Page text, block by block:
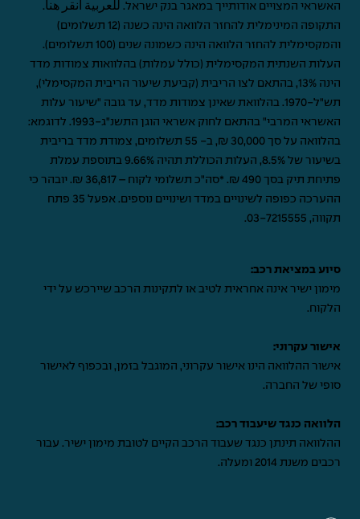
האשראי המצויים אודותייך במאגר בנק ישראל. للعربية انقر هنا.
התקופה המינימלית להחזר הלוואה הינה כשנה (12 תשלומים)
והמקסימלית להחזר הלוואה הינה כשמונה שנים (100 תשלומים).
העלות השנתית המקסימלית (כולל עמלות) בהלוואות צמודות מדד
הינה 13%, בהתאם לצו הריבית (קביעת שיעור הריבית המקסימלי),
תש"ל-1970. בהלוואת שאינן צמודות מדד, עד גובה "שיעור עלות
האשראי המרבי" בהתאם לחוק אשראי הוגן התשנ"ג-1993. לדוגמא:
בהלוואה על סך 30,000 ₪, ב- 55 תשלומים, צמודת מדד בריבית
בשיעור של 8.5%, העלות הכוללת תהיה 9.66% בתוספת עמלת
פתיחת תיק בסך 490 ₪. *סה"כ תשלומי לקוח – 36,817 ₪. יובהר כי
ההערכה כפופה לשינויים במדד ושינויים נוספים. אפעל 35 פתח
תקווה, 03-7215555
.
סיוע במציאת רכב:
מימון ישיר אינה אחראית לטיב או לתקינות הרכב שיירכש על ידי
הלקוח.
אישור עקרוני:
אישור ההלוואה הינו אישור עקרוני, המוגבל בזמן, ובכפוף לאישור
סופי של החברה.
הלוואה כנגד שיעבוד רכב:
ההלוואה תינתן כנגד שעבוד הרכב הקיים לטובת מימון ישיר. עבור
רכבים משנת 2014 ומעלה.